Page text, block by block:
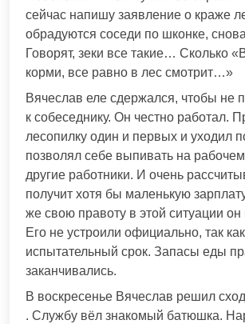
сейчас напишу заявление о краже
обрадуются соседи по шконке,
Говорят, зеки все такие… Сколько
корми, все равно в лес смотрит…»
Вячеслав еле сдержался, чтобы не
к собеседнику. Он честно работал.
лесопилку один и первых и уходил
позволял себе выпивать на
другие работники. И очень
получит хотя бы маленькую
же свою правоту в этой ситуации он
Его не устроили официально, так
испытательный срок. Запасы еды
заканчивались.
В воскресенье Вячеслав решил
. Службу вёл знакомый батюшка.